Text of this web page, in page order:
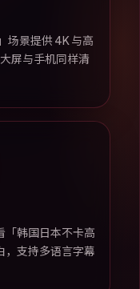
场景提供 4K 与高
屏与手机同样清
「韩国日本不卡高
，支持多语言字幕